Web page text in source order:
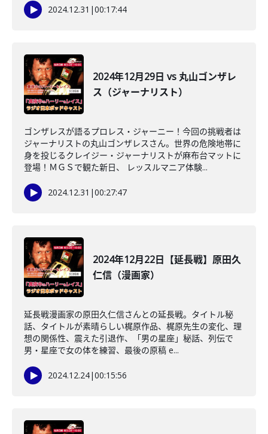
2024.12.31 |00:17:44
2024年12月29日 vs 丸山ゴンザレ
ス（ジャーナリスト）
ゴンザレスが語るプロレス・ジャーニー！今回の挑戦者は
ジャーナリストの丸山ゴンザレスさん。世界の危険地帯に
身を投じるクレイジー・ジャーナリストが麻布台マットに
登場！ＭＧＳで観た新日、 レッスルマニア体験...
2024.12.31 |00:27:47
2024年12月22日【延長戦】原田久
仁信（漫画家）
延長戦漫画家の原田久仁信さんとの延長戦。タイトル秘
話、タイトルが素晴らしい梶原作品、梶原先生の変化、理
想の関係性、震えた引退作、「男の星座」秘話、列伝で
男・星座で女の体を練習、最後の原稿 e...
2024.12.24|00:15:56